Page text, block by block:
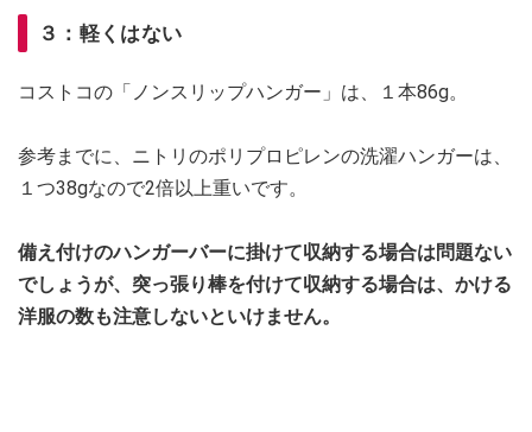
３：軽くはない
コストコの「ノンスリップハンガー」は、１本86g。
参考までに、ニトリのポリプロピレンの洗濯ハンガーは、
１つ38gなので2倍以上重いです。
備え付けのハンガーバーに掛けて収納する場合は問題ない
でしょうが、突っ張り棒を付けて収納する場合は、かける
洋服の数も注意しないといけません。